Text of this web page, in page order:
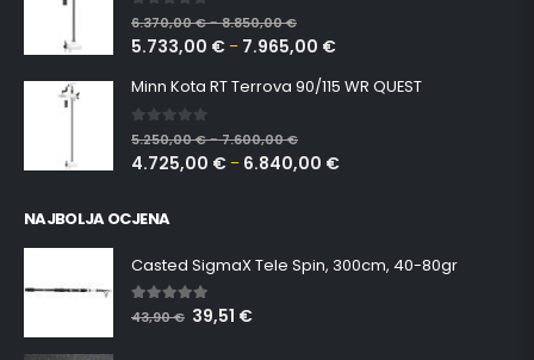
0 out of 5
6.370,00€–8.850,00€
5.733,00 € – 7.965,00 €
Minn Kota RT Terrova 90/115 WR QUEST
0 out of 5
5.250,00€–7.600,00€
4.725,00 € – 6.840,00 €
NAJBOLJA OCJENA
Casted SigmaX Tele Spin, 300cm, 40-80gr
5.00out of 5
43,90€ 39,51 €